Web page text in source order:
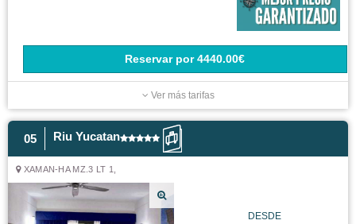
Reservar por 4440.00€
Ver más tarifas
05 Riu Yucatan
XAMAN-HA MZ.3 LT 1,
DESDE